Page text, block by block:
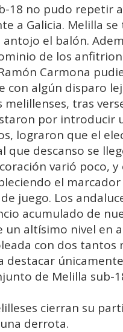
18 no pudo repetir
a Galicia. Melilla
el balón.
de los
Carmona
con algún disparo
melillenses, tras
por introducir
lograron que el
que descanso se
varió poco,
el
juego. Los
acumulado de
altísimo nivel en
con dos tantos
destacar
de Melilla sub-
cierran su
derrota.